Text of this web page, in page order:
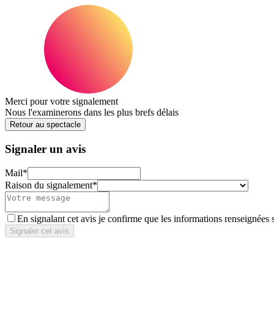
Merci pour votre signalement
Nous l'examinerons dans les plus brefs délais
Retour au spectacle
Signaler un avis
Mail*
Raison du signalement*
En signalant cet avis je confirme que les informations renseignées
Signaler cet avis